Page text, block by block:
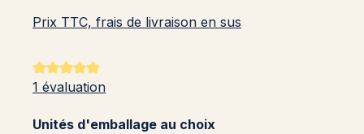
Prix TTC, frais de livraison en sus
Note moyenne de 5 sur 5 étoiles
1 évaluation
Unités d'emballage au choix